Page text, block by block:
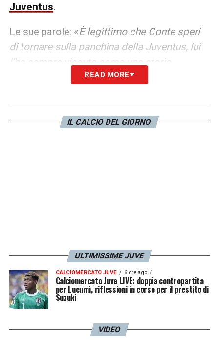
Juventus.
Le sue parole: «È legittimo che Conte speri
di tornare sulla panchina della Juventus, lui
l’ha sempre vissuta come una storia
interrotta. Pochi giorni fa è uscito su tutti i
Vinovo: questo non deve far sorridere e non
è da sottovalutare perché ci sono equilibri
READ MORE
IL CALCIO DEL GIORNO
ULTIMISSIME JUVE
CALCIOMERCATO JUVE 6 ore ago
Calciomercato Juve LIVE: doppia contropartita
per Lucumì, riflessioni in corso per il prestito di
Suzuki
VIDEO